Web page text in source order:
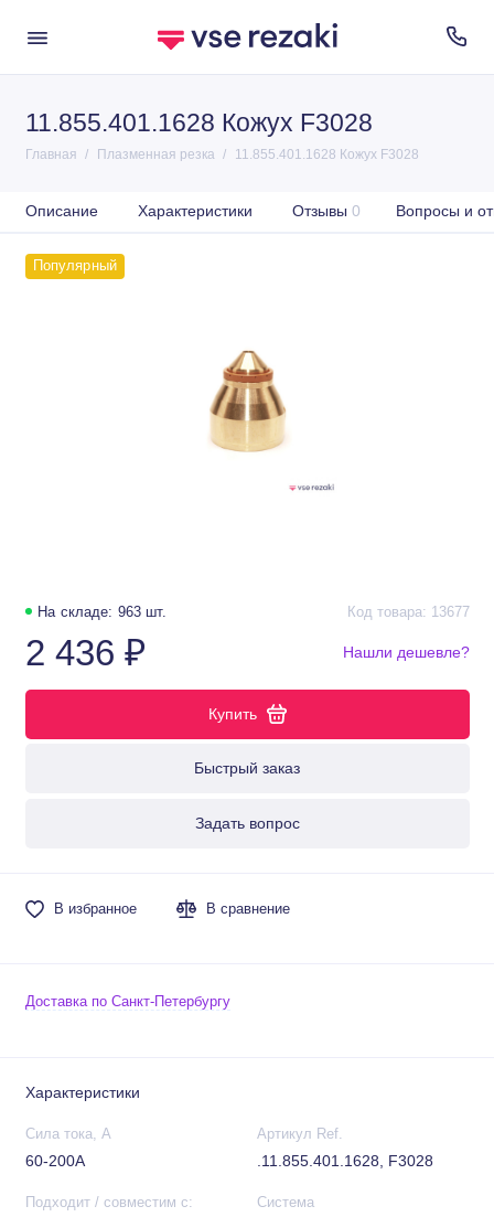
11.855.401.1628 Кожух F3028
Главная Плазменная резка 11.855.401.1628 Кожух F3028
Описание Характеристики Отзывы 0 Вопросы и
Популярный
На складе: 963 шт. Код товара: 13677
2 436 ₽
Купить
Быстрый заказ
Задать вопрос
Нашли дешевле?
В избранное В сравнение
Доставка по Санкт-Петербургу
Характеристики
Сила тока, А
60-200А
Артикул Ref.
.11.855.401.1628, F3028
Подходит / совместим с: Система